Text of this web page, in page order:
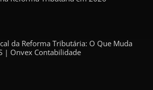
da Reforma Tributária: O Que Muda
| Onvex Contabilidade